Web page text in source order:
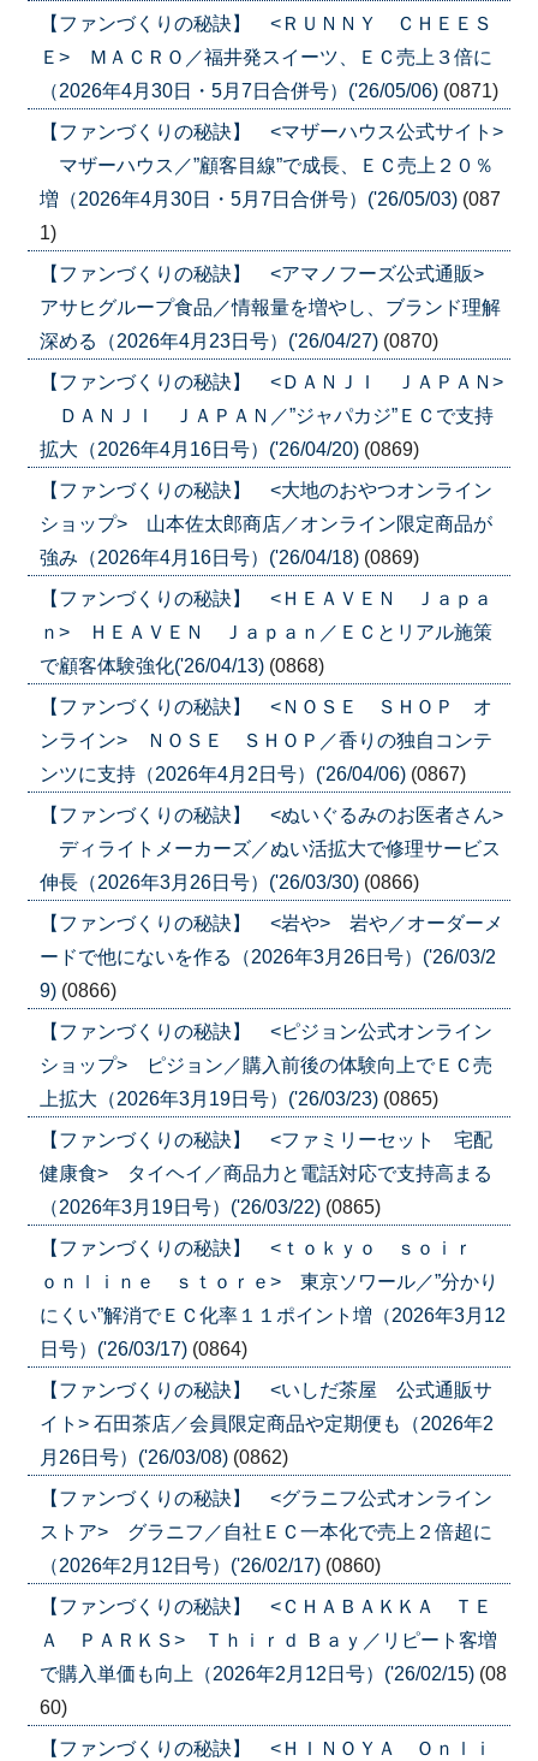
【ファンづくりの秘訣】 <ＲＵＮＮＹ ＣＨＥＥＳ
Ｅ> ＭＡＣＲＯ／福井発スイーツ、ＥＣ売上３倍に
（2026年4月30日・5月7日合併号）('26/05/06) (0871)
【ファンづくりの秘訣】 <マザーハウス公式サイト>
マザーハウス／”顧客目線”で成長、ＥＣ売上２０％
増（2026年4月30日・5月7日合併号）('26/05/03) (087
1)
【ファンづくりの秘訣】 <アマノフーズ公式通販>
アサヒグループ食品／情報量を増やし、ブランド理解
深める（2026年4月23日号）('26/04/27) (0870)
【ファンづくりの秘訣】 <ＤＡＮＪＩ ＪＡＰＡＮ>
ＤＡＮＪＩ ＪＡＰＡＮ／”ジャパカジ”ＥＣで支持
拡大（2026年4月16日号）('26/04/20) (0869)
【ファンづくりの秘訣】 <大地のおやつオンライン
ショップ> 山本佐太郎商店／オンライン限定商品が
強み（2026年4月16日号）('26/04/18) (0869)
【ファンづくりの秘訣】 <ＨＥＡＶＥＮ Ｊａｐａ
ｎ> ＨＥＡＶＥＮ Ｊａｐａｎ／ＥＣとリアル施策
で顧客体験強化('26/04/13) (0868)
【ファンづくりの秘訣】 <ＮＯＳＥ ＳＨＯＰ オ
ンライン> ＮＯＳＥ ＳＨＯＰ／香りの独自コンテ
ンツに支持（2026年4月2日号）('26/04/06) (0867)
【ファンづくりの秘訣】 <ぬいぐるみのお医者さん>
ディライトメーカーズ／ぬい活拡大で修理サービス
伸長（2026年3月26日号）('26/03/30) (0866)
【ファンづくりの秘訣】 <岩や> 岩や／オーダーメ
ードで他にないを作る（2026年3月26日号）('26/03/2
9) (0866)
【ファンづくりの秘訣】 <ピジョン公式オンライン
ショップ> ピジョン／購入前後の体験向上でＥＣ売
上拡大（2026年3月19日号）('26/03/23) (0865)
【ファンづくりの秘訣】 <ファミリーセット 宅配
健康食> タイヘイ／商品力と電話対応で支持高まる
（2026年3月19日号）('26/03/22) (0865)
【ファンづくりの秘訣】 <ｔｏｋｙｏ ｓｏｉｒ
ｏｎｌｉｎｅ ｓｔｏｒｅ> 東京ソワール／”分かり
にくい”解消でＥＣ化率１１ポイント増（2026年3月12
日号）('26/03/17) (0864)
【ファンづくりの秘訣】 <いしだ茶屋 公式通販サ
イト> 石田茶店／会員限定商品や定期便も（2026年2
月26日号）('26/03/08) (0862)
【ファンづくりの秘訣】 <グラニフ公式オンライン
ストア> グラニフ／自社ＥＣ一本化で売上２倍超に
（2026年2月12日号）('26/02/17) (0860)
【ファンづくりの秘訣】 <ＣＨＡＢＡＫＫＡ ＴＥ
Ａ ＰＡＲＫＳ> Ｔｈｉｒｄ Ｂａｙ／リピート客増
で購入単価も向上（2026年2月12日号）('26/02/15) (08
60)
【ファンづくりの秘訣】 <ＨＩＮＯＹＡ Ｏｎｌｉ